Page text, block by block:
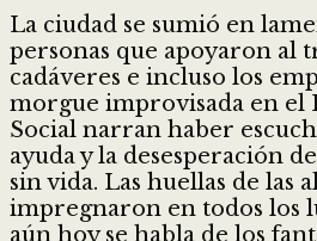
La ciudad se sumió en
personas que apoyaron al
cadáveres e incluso los
morgue improvisada en el
Social narran haber
ayuda y la desesperación
sin vida. Las huellas de las
impregnaron en todos los
aún hoy se habla de los